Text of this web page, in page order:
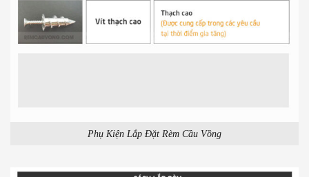
Phụ Kiện Lắp Đặt Rèm Cầu Vồng